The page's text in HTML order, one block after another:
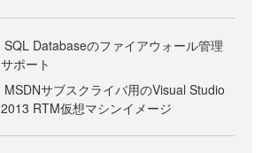
SQL Databaseのファイアウォール管理
サポート
MSDNサブスクライバ用のVisual Studio
2013 RTM仮想マシンイメージ